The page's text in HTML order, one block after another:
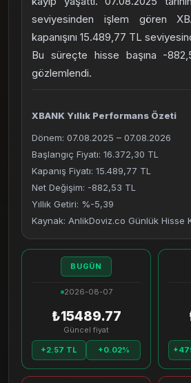
seviyesinden işlem gören
kapanışını 15.489,77 TL
Bu süreçte hisse başına -
gözlemlendi.
XBANK Yıllık Performans Özeti
Dönem: 07.08.2025 – 07.08.2026
Başlangıç Fiyatı: 16.372,30 TL
Kapanış Fiyatı: 15.489,77 TL
Net Değişim: -882,53 TL
Yıllık Getiri: %-5,39
Kaynak: AnlikDoviz.co Günlük Hisse
BUGÜN
2026-08-07
₺15489.77
Güncel fiyat
+2.57 TL +0.02%